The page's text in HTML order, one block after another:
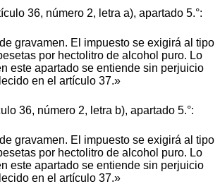
36, número 2, letra a), apartado 5.°:
gravamen. El impuesto se exigirá al tipo
por hectolitro de alcohol puro. Lo
este apartado se entiende sin perjuicio
en el artículo 37.»
36, número 2, letra b), apartado 5.°:
gravamen. El impuesto se exigirá al tipo
por hectolitro de alcohol puro. Lo
este apartado se entiende sin perjuicio
en el artículo 37.»